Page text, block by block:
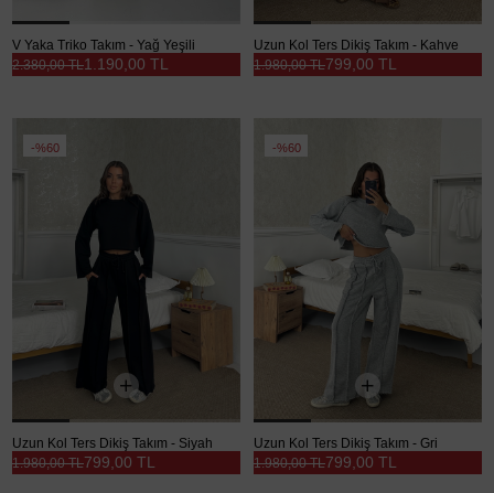
V Yaka Triko Takım - Yağ Yeşili
1.190,00 TL
2.380,00 TL
Uzun Kol Ters Dikiş Takım - Kahve
799,00 TL
1.980,00 TL
%60
Uzun Kol Ters Dikiş Takım - Siyah
799,00 TL
1.980,00 TL
%60
Uzun Kol Ters Dikiş Takım - Gri
799,00 TL
1.980,00 TL